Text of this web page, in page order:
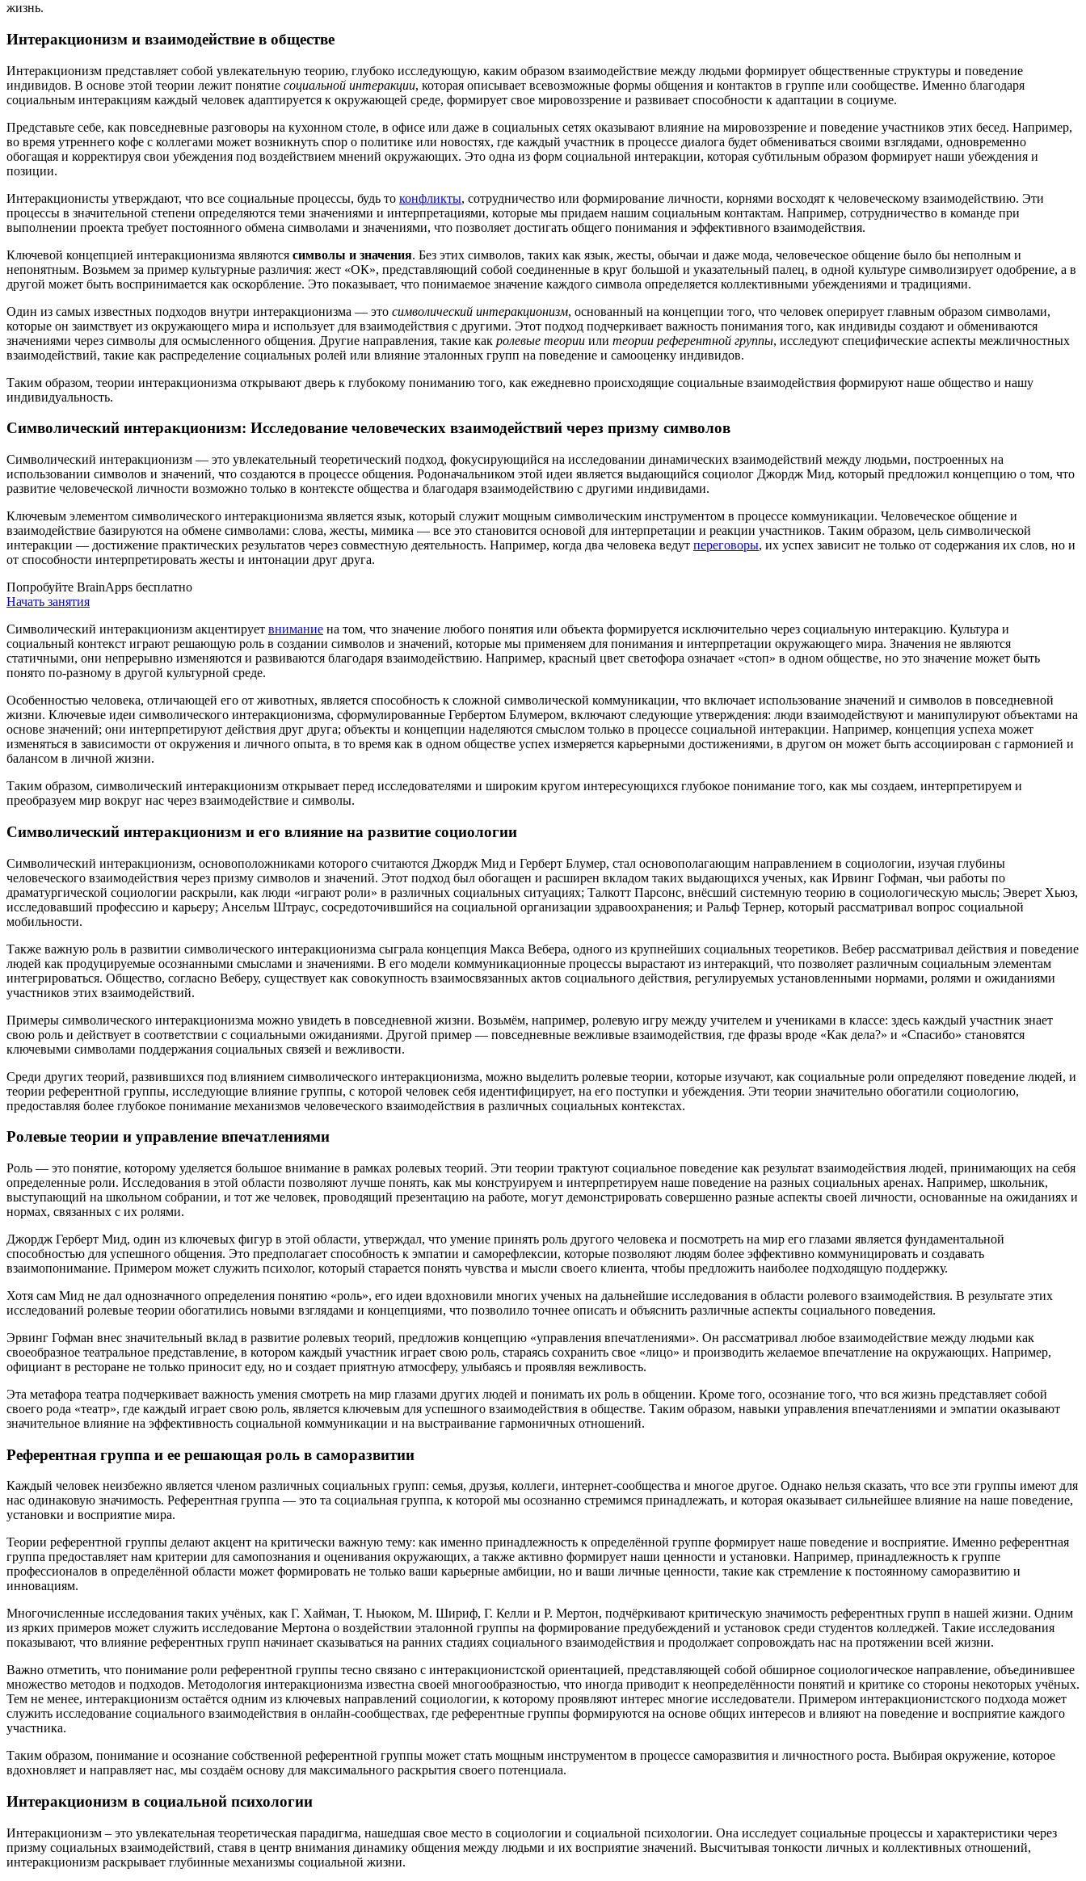
жизнь.
Интеракционизм и взаимодействие в обществе
Интеракционизм представляет собой увлекательную теорию, глубоко исследующую, каким образом взаимодействие между людьми формирует общественные структуры и поведение
индивидов. В основе этой теории лежит понятие социальной интеракции, которая описывает всевозможные формы общения и контактов в группе или сообществе. Именно благодаря
социальным интеракциям каждый человек адаптируется к окружающей среде, формирует свое мировоззрение и развивает способности к адаптации в социуме.
Представьте себе, как повседневные разговоры на кухонном столе, в офисе или даже в социальных сетях оказывают влияние на мировоззрение и поведение участников этих бесед. Например,
во время утреннего кофе с коллегами может возникнуть спор о политике или новостях, где каждый участник в процессе диалога будет обмениваться своими взглядами, одновременно
обогащая и корректируя свои убеждения под воздействием мнений окружающих. Это одна из форм социальной интеракции, которая субтильным образом формирует наши убеждения и
позиции.
Интеракционисты утверждают, что все социальные процессы, будь то конфликты, сотрудничество или формирование личности, корнями восходят к человеческому взаимодействию. Эти
процессы в значительной степени определяются теми значениями и интерпретациями, которые мы придаем нашим социальным контактам. Например, сотрудничество в команде при
выполнении проекта требует постоянного обмена символами и значениями, что позволяет достигать общего понимания и эффективного взаимодействия.
Ключевой концепцией интеракционизма являются символы и значения. Без этих символов, таких как язык, жесты, обычаи и даже мода, человеческое общение было бы неполным и
непонятным. Возьмем за пример культурные различия: жест «ОК», представляющий собой соединенные в круг большой и указательный палец, в одной культуре символизирует одобрение, а в
другой может быть воспринимается как оскорбление. Это показывает, что понимаемое значение каждого символа определяется коллективными убеждениями и традициями.
Один из самых известных подходов внутри интеракционизма — это символический интеракционизм, основанный на концепции того, что человек оперирует главным образом символами,
которые он заимствует из окружающего мира и использует для взаимодействия с другими. Этот подход подчеркивает важность понимания того, как индивиды создают и обмениваются
значениями через символы для осмысленного общения. Другие направления, такие как ролевые теории или теории референтной группы, исследуют специфические аспекты межличностных
взаимодействий, такие как распределение социальных ролей или влияние эталонных групп на поведение и самооценку индивидов.
Таким образом, теории интеракционизма открывают дверь к глубокому пониманию того, как ежедневно происходящие социальные взаимодействия формируют наше общество и нашу
индивидуальность.
Символический интеракционизм: Исследование человеческих взаимодействий через призму символов
Символический интеракционизм — это увлекательный теоретический подход, фокусирующийся на исследовании динамических взаимодействий между людьми, построенных на
использовании символов и значений, что создаются в процессе общения. Родоначальником этой идеи является выдающийся социолог Джордж Мид, который предложил концепцию о том, что
развитие человеческой личности возможно только в контексте общества и благодаря взаимодействию с другими индивидами.
Ключевым элементом символического интеракционизма является язык, который служит мощным символическим инструментом в процессе коммуникации. Человеческое общение и
взаимодействие базируются на обмене символами: слова, жесты, мимика — все это становится основой для интерпретации и реакции участников. Таким образом, цель символической
интеракции — достижение практических результатов через совместную деятельность. Например, когда два человека ведут переговоры, их успех зависит не только от содержания их слов, но и
от способности интерпретировать жесты и интонации друг друга.
Попробуйте BrainApps бесплатно
Начать занятия
Символический интеракционизм акцентирует внимание на том, что значение любого понятия или объекта формируется исключительно через социальную интеракцию. Культура и
социальный контекст играют решающую роль в создании символов и значений, которые мы применяем для понимания и интерпретации окружающего мира. Значения не являются
статичными, они непрерывно изменяются и развиваются благодаря взаимодействию. Например, красный цвет светофора означает «стоп» в одном обществе, но это значение может быть
понято по-разному в другой культурной среде.
Особенностью человека, отличающей его от животных, является способность к сложной символической коммуникации, что включает использование значений и символов в повседневной
жизни. Ключевые идеи символического интеракционизма, сформулированные Гербертом Блумером, включают следующие утверждения: люди взаимодействуют и манипулируют объектами на
основе значений; они интерпретируют действия друг друга; объекты и концепции наделяются смыслом только в процессе социальной интеракции. Например, концепция успеха может
изменяться в зависимости от окружения и личного опыта, в то время как в одном обществе успех измеряется карьерными достижениями, в другом он может быть ассоциирован с гармонией и
балансом в личной жизни.
Таким образом, символический интеракционизм открывает перед исследователями и широким кругом интересующихся глубокое понимание того, как мы создаем, интерпретируем и
преобразуем мир вокруг нас через взаимодействие и символы.
Символический интеракционизм и его влияние на развитие социологии
Символический интеракционизм, основоположниками которого считаются Джордж Мид и Герберт Блумер, стал основополагающим направлением в социологии, изучая глубины
человеческого взаимодействия через призму символов и значений. Этот подход был обогащен и расширен вкладом таких выдающихся ученых, как Ирвинг Гофман, чьи работы по
драматургической социологии раскрыли, как люди «играют роли» в различных социальных ситуациях; Талкотт Парсонс, внёсший системную теорию в социологическую мысль; Эверет Хьюз,
исследовавший профессию и карьеру; Ансельм Штраус, сосредоточившийся на социальной организации здравоохранения; и Ральф Тернер, который рассматривал вопрос социальной
мобильности.
Также важную роль в развитии символического интеракционизма сыграла концепция Макса Вебера, одного из крупнейших социальных теоретиков. Вебер рассматривал действия и поведение
людей как продуцируемые осознанными смыслами и значениями. В его модели коммуникационные процессы вырастают из интеракций, что позволяет различным социальным элементам
интегрироваться. Общество, согласно Веберу, существует как совокупность взаимосвязанных актов социального действия, регулируемых установленными нормами, ролями и ожиданиями
участников этих взаимодействий.
Примеры символического интеракционизма можно увидеть в повседневной жизни. Возьмём, например, ролевую игру между учителем и учениками в классе: здесь каждый участник знает
свою роль и действует в соответствии с социальными ожиданиями. Другой пример — повседневные вежливые взаимодействия, где фразы вроде «Как дела?» и «Спасибо» становятся
ключевыми символами поддержания социальных связей и вежливости.
Среди других теорий, развившихся под влиянием символического интеракционизма, можно выделить ролевые теории, которые изучают, как социальные роли определяют поведение людей, и
теории референтной группы, исследующие влияние группы, с которой человек себя идентифицирует, на его поступки и убеждения. Эти теории значительно обогатили социологию,
предоставляя более глубокое понимание механизмов человеческого взаимодействия в различных социальных контекстах.
Ролевые теории и управление впечатлениями
Роль — это понятие, которому уделяется большое внимание в рамках ролевых теорий. Эти теории трактуют социальное поведение как результат взаимодействия людей, принимающих на себя
определенные роли. Исследования в этой области позволяют лучше понять, как мы конструируем и интерпретируем наше поведение на разных социальных аренах. Например, школьник,
выступающий на школьном собрании, и тот же человек, проводящий презентацию на работе, могут демонстрировать совершенно разные аспекты своей личности, основанные на ожиданиях и
нормах, связанных с их ролями.
Джордж Герберт Мид, один из ключевых фигур в этой области, утверждал, что умение принять роль другого человека и посмотреть на мир его глазами является фундаментальной
способностью для успешного общения. Это предполагает способность к эмпатии и саморефлексии, которые позволяют людям более эффективно коммуницировать и создавать
взаимопонимание. Примером может служить психолог, который старается понять чувства и мысли своего клиента, чтобы предложить наиболее подходящую поддержку.
Хотя сам Мид не дал однозначного определения понятию «роль», его идеи вдохновили многих ученых на дальнейшие исследования в области ролевого взаимодействия. В результате этих
исследований ролевые теории обогатились новыми взглядами и концепциями, что позволило точнее описать и объяснить различные аспекты социального поведения.
Эрвинг Гофман внес значительный вклад в развитие ролевых теорий, предложив концепцию «управления впечатлениями». Он рассматривал любое взаимодействие между людьми как
своеобразное театральное представление, в котором каждый участник играет свою роль, стараясь сохранить свое «лицо» и производить желаемое впечатление на окружающих. Например,
официант в ресторане не только приносит еду, но и создает приятную атмосферу, улыбаясь и проявляя вежливость.
Эта метафора театра подчеркивает важность умения смотреть на мир глазами других людей и понимать их роль в общении. Кроме того, осознание того, что вся жизнь представляет собой
своего рода «театр», где каждый играет свою роль, является ключевым для успешного взаимодействия в обществе. Таким образом, навыки управления впечатлениями и эмпатии оказывают
значительное влияние на эффективность социальной коммуникации и на выстраивание гармоничных отношений.
Референтная группа и ее решающая роль в саморазвитии
Каждый человек неизбежно является членом различных социальных групп: семья, друзья, коллеги, интернет-сообщества и многое другое. Однако нельзя сказать, что все эти группы имеют для
нас одинаковую значимость. Референтная группа — это та социальная группа, к которой мы осознанно стремимся принадлежать, и которая оказывает сильнейшее влияние на наше поведение,
установки и восприятие мира.
Теории референтной группы делают акцент на критически важную тему: как именно принадлежность к определённой группе формирует наше поведение и восприятие. Именно референтная
группа предоставляет нам критерии для самопознания и оценивания окружающих, а также активно формирует наши ценности и установки. Например, принадлежность к группе
профессионалов в определённой области может формировать не только ваши карьерные амбиции, но и ваши личные ценности, такие как стремление к постоянному саморазвитию и
инновациям.
Многочисленные исследования таких учёных, как Г. Хайман, Т. Ньюком, М. Шириф, Г. Келли и Р. Мертон, подчёркивают критическую значимость референтных групп в нашей жизни. Одним
из ярких примеров может служить исследование Мертона о воздействии эталонной группы на формирование предубеждений и установок среди студентов колледжей. Такие исследования
показывают, что влияние референтных групп начинает сказываться на ранних стадиях социального взаимодействия и продолжает сопровождать нас на протяжении всей жизни.
Важно отметить, что понимание роли референтной группы тесно связано с интеракционистской ориентацией, представляющей собой обширное социологическое направление, объединившее
множество методов и подходов. Методология интеракционизма известна своей многообразностью, что иногда приводит к неопределённости понятий и критике со стороны некоторых учёных.
Тем не менее, интеракционизм остаётся одним из ключевых направлений социологии, к которому проявляют интерес многие исследователи. Примером интеракционистского подхода может
служить исследование социального взаимодействия в онлайн-сообществах, где референтные группы формируются на основе общих интересов и влияют на поведение и восприятие каждого
участника.
Таким образом, понимание и осознание собственной референтной группы может стать мощным инструментом в процессе саморазвития и личностного роста. Выбирая окружение, которое
вдохновляет и направляет нас, мы создаём основу для максимального раскрытия своего потенциала.
Интеракционизм в социальной психологии
Интеракционизм – это увлекательная теоретическая парадигма, нашедшая свое место в социологии и социальной психологии. Она исследует социальные процессы и характеристики через
призму социальных взаимодействий, ставя в центр внимания динамику общения между людьми и их восприятие значений. Высчитывая тонкости личных и коллективных отношений,
интеракционизм раскрывает глубинные механизмы социальной жизни.